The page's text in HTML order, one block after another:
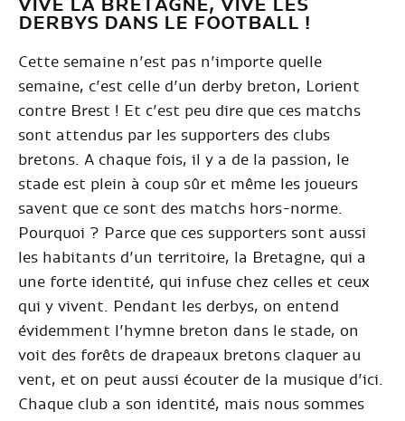
VIVE LA BRETAGNE, VIVE LES
DERBYS DANS LE FOOTBALL !
Cette semaine n’est pas n’importe quelle
semaine, c’est celle d’un derby breton, Lorient
contre Brest ! Et c’est peu dire que ces matchs
sont attendus par les supporters des clubs
bretons. A chaque fois, il y a de la passion, le
stade est plein à coup sûr et même les joueurs
savent que ce sont des matchs hors-norme.
Pourquoi ? Parce que ces supporters sont aussi
les habitants d’un territoire, la Bretagne, qui a
une forte identité, qui infuse chez celles et ceux
qui y vivent. Pendant les derbys, on entend
évidemment l’hymne breton dans le stade, on
voit des forêts de drapeaux bretons claquer au
vent, et on peut aussi écouter de la musique d’ici.
Chaque club a son identité, mais nous sommes